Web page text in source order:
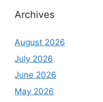
Archives
August 2026
July 2026
June 2026
May 2026